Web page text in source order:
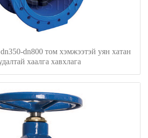
dn800 том хэмжээтэй уян хатан
хаалга хавхлага